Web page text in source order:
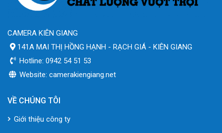
CAMERA KIÊN GIANG
141A MAI THỊ HỒNG HẠNH - RẠCH GIÁ - KIÊN GIANG
Hotline: 0942 54 51 53
Website: camerakiengiang.net
VỀ CHÚNG TÔI
Giới thiệu công ty